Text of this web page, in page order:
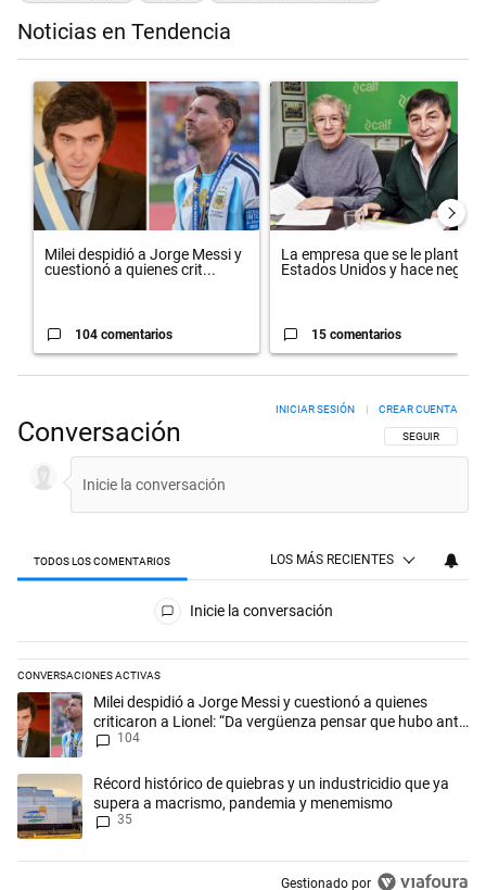
Noticias en Tendencia
Un artículo de tendencia con el título "Milei despidió a Jorge Messi
Milei despidió a Jorge Messi y
cuestionó a quienes crit...
104 comentarios
Un artículo de tendencia con el
La empresa que se le plantó a
Estados Unidos y hace neg...
15 comentarios
Conversación SIGA ESTA
SEGUIR
INICIAR SESIÓN | CREAR CUENTA
TODOS LOS COMENTARIOS LOS MÁS RECIENTES
Todos los comentarios
Inicie la conversación
CONVERSACIONES ACTIVAS
Este listado muestra los artículos con más comentarios en los
Un artículo de tendencia con el título "Milei despidió a Jorge Messi y
Milei despidió a Jorge Messi y cuestionó a quienes
criticaron a Lionel: “Da vergüenza pensar que hubo anti-
Messi”
104
Un artículo de tendencia con el título "Récord histórico de quiebras y
Récord histórico de quiebras y un industricidio que ya
supera a macrismo, pandemia y menemismo
35
Gestionado por